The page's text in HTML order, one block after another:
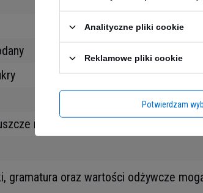
nasycone
gramatura oraz wartości odżywcze
Analityczne pliki cookie
Reklamowe pliki cookie
Potwierdzam